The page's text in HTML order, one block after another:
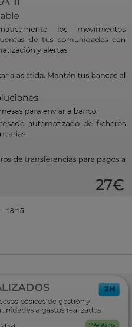
de
- 18:15